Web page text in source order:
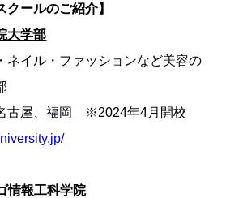
クールのご紹介】
大学部
ネイル・ファッションなど美容の
古屋、福岡 ※2024年4月開校
情報工科学院